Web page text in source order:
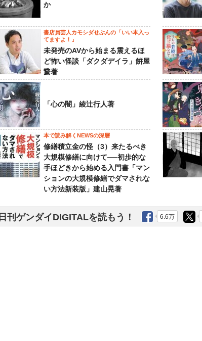
か
書店員芸人カモシダせぶんの「いい本入っ
てますよ！」
未発売のAVから始まる震えるほ
ど怖い怪談「ダクダデイラ」餠屋
䖸著
「心の闇」綾辻行人著
本で読み解くNEWSの深層
修繕積立金の怪（3）来たるべき
大規模修繕に向けて──初歩的な
手ほどきから始める入門書「マン
ションの大規模修繕でダマされな
い方法新装版」建山晃著
日刊ゲンダイDIGITALを読もう！ 6.6万